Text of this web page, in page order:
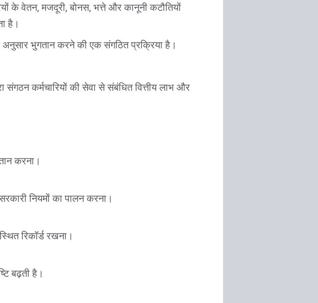
के वेतन, मजदूरी, बोनस, भत्ते और कानूनी कटौतियों
है।
भुगतान करने की एक संगठित प्रक्रिया है।
संगठन कर्मचारियों की सेवा से संबंधित वित्तीय लाभ और
करना।
नियमों का पालन करना।
रिकॉर्ड रखना।
बढ़ती है।